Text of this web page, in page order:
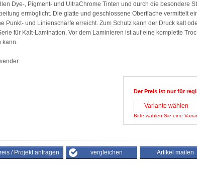
Dye-, Pigment- und UltraChrome Tinten und durch die besondere
ermöglicht. Die glatte und geschlossene Oberfläche vermittelt
Punkt- und Linienschärfe erreicht. Zum Schutz kann der Druck kalt
für Kalt-Lamination. Vor dem Laminieren ist auf eine komplette
kann.
Der Preis ist nur für
Variante wählen
Bitte wählen Sie eine
/ Projekt anfragen vergleichen Artikel mailen